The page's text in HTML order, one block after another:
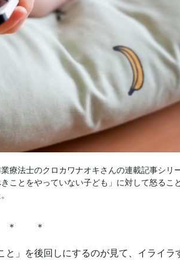
療法士のクロカワナオキさんの連載記事シリー
ことをやっていない子ども」に対して怒るこ
＊ ＊
」を後回しにするのが見て、イライラ